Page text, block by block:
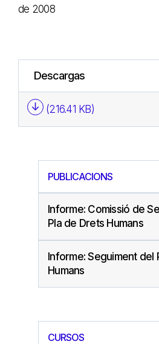
de 2008
Descargas
(216.41 KB)
PUBLICACIONS
Informe: Comissió de
Pla de Drets Humans
Informe: Seguiment del
Humans
CURSOS